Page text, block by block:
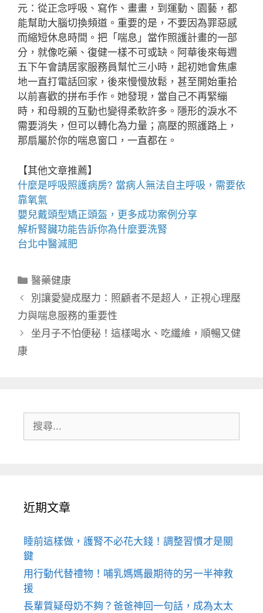
元：從正念呼吸、寫作、畫畫，到運動、園藝，都
能幫助大腦切換頻道。重要的是，不要因為罪惡感
而縮短休息時間。把「喘息」當作照護計畫的一部
分，就像吃藥、復健一樣不可或缺。阿華後來每週
五下午會請居家服務員幫忙三小時，起初她會焦慮
地一直打電話回家，後來慢慢放鬆，甚至開始重拾
以前喜歡的拼布手作。她發現，當自己不再緊繃
時，和母親的互動也變得柔軟許多。隱形的淚水不
需要消失，但可以轉化為力量；高壓的照護路上，
那扇屬於你的喘息窗口，一直都在。
【其他文章推薦】
什麼是呼吸照護病房? 當病人無法自主呼吸，需要依
靠氧氣
嬰兒戴頭型矯正頭盔，更多成功案例分享
解析腎臟功能告訴你為什麼要洗腎
台北中醫減肥
分
類
醫藥健康
別讓愛變成壓力：照顧者不是超人，正視心理壓
力與喘息服務的重要性
坐月子不怕便秘！這樣喝水、吃纖維，順暢又健
康
尋:
近期文章
睡前這樣做，護腎不必花大錢！調整習慣才是關
鍵
用行動代替禮物！哺乳媽媽最期待的另一半神救
援
長輩質疑母奶不夠？爸爸神回一句話，成為太太